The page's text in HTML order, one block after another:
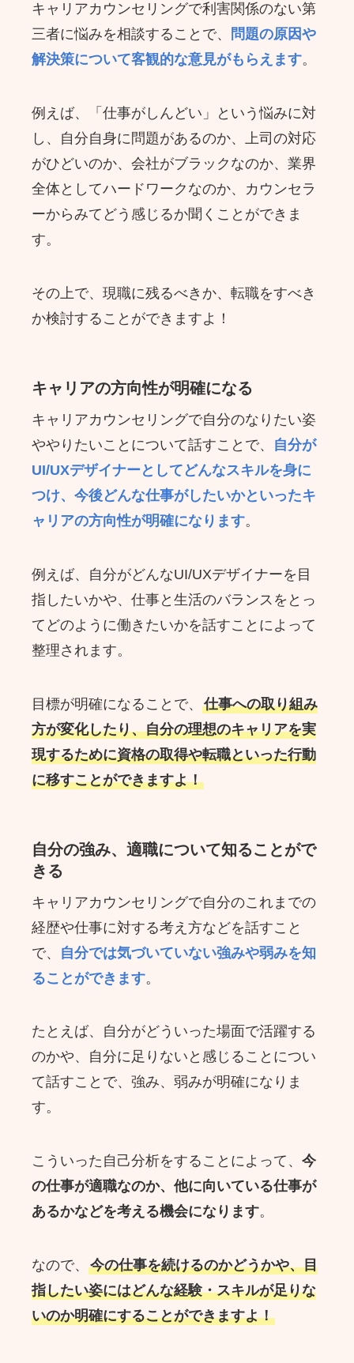
キャリアカウンセリングで利害関係のない第
三者に悩みを相談することで、
問題の原因や
解決策について客観的な意見がもらえます。
例えば、「仕事がしんどい」という悩みに対
し、自分自身に問題があるのか、上司の対応
がひどいのか、会社がブラックなのか、業界
全体としてハードワークなのか、カウンセラ
ーからみてどう感じるか聞くことができま
す。
その上で、現職に残るべきか、転職をすべき
か検討することができますよ！
キャリアの方向性が明確になる
キャリアカウンセリングで自分のなりたい姿
ややりたいことについて話すことで、 自分が
UI/UXデザイナーとしてどんなスキルを身に
つけ、今後どんな仕事がしたいかといったキ
ャリアの方向性が明確になります。
例えば、自分がどんなUI/UXデザイナーを目
指したいかや、仕事と生活のバランスをとっ
てどのように働きたいかを話すことによって
整理されます。
目標が明確になることで、仕事への取り組み
方が変化したり、自分の理想のキャリアを実
現するために資格の取得や転職といった行動
に移すことができますよ！
自分の強み、適職について知ることがで
きる
キャリアカウンセリングで自分のこれまでの
経歴や仕事に対する考え方などを話すこと
で、 自分では気づいていない強みや弱みを知
ることができます。
たとえば、自分がどういった場面で活躍する
のかや、自分に足りないと感じることについ
て話すことで、強み、弱みが明確になりま
す。
こういった自己分析をすることによって、今
の仕事が適職なのか、他に向いている仕事が
あるかなどを考える機会になります。
なので、今の仕事を続けるのかどうかや、目
指したい姿にはどんな経験・スキルが足りな
いのか明確にすることができますよ！